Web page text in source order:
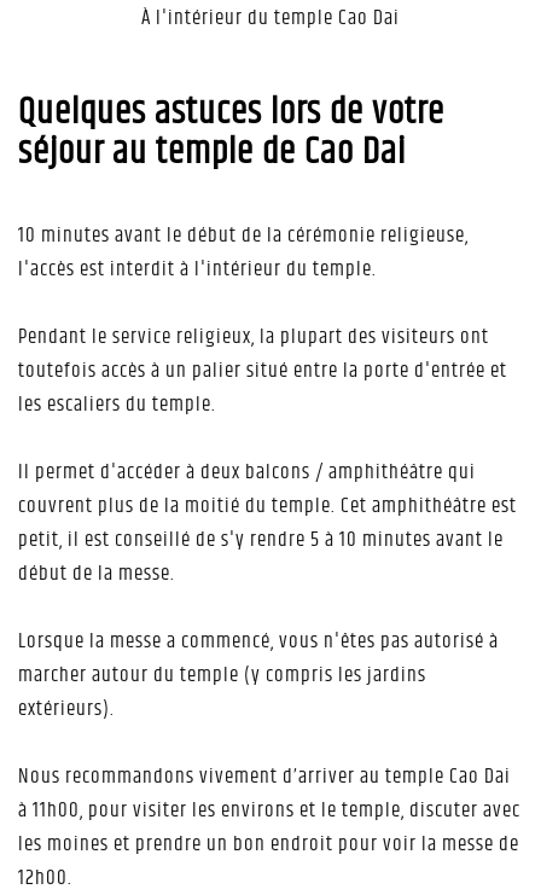
À l'intérieur du temple Cao Dai
Quelques astuces lors de votre
séjour au temple de Cao Dai
10 minutes avant le début de la cérémonie religieuse,
l'accès est interdit à l'intérieur du temple.
Pendant le service religieux, la plupart des visiteurs ont
toutefois accès à un palier situé entre la porte d'entrée et
les escaliers du temple.
Il permet d'accéder à deux balcons / amphithéâtre qui
couvrent plus de la moitié du temple. Cet amphithéâtre est
petit, il est conseillé de s'y rendre 5 à 10 minutes avant le
début de la messe.
Lorsque la messe a commencé, vous n'êtes pas autorisé à
marcher autour du temple (y compris les jardins
extérieurs).
Nous recommandons vivement d’arriver au temple Cao Dai
à 11h00, pour visiter les environs et le temple, discuter avec
les moines et prendre un bon endroit pour voir la messe de
12h00.